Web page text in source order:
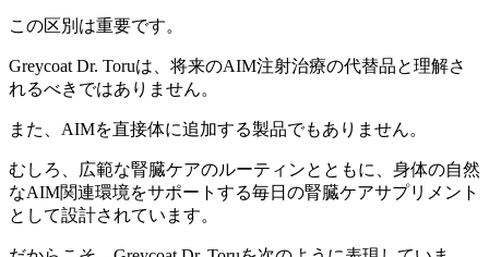
この区別は重要です。
Greycoat Dr. Toruは、将来のAIM注射治療の代替品と理解さ
れるべきではありません。
また、AIMを直接体に追加する製品でもありません。
むしろ、広範な腎臓ケアのルーティンとともに、身体の自然
なAIM関連環境をサポートする毎日の腎臓ケアサプリメント
として設計されています。